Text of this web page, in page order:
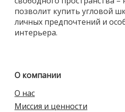
позволит купить угловой
личных предпочтений и
интерьера.
О компании
О нас
Миссия и ценности